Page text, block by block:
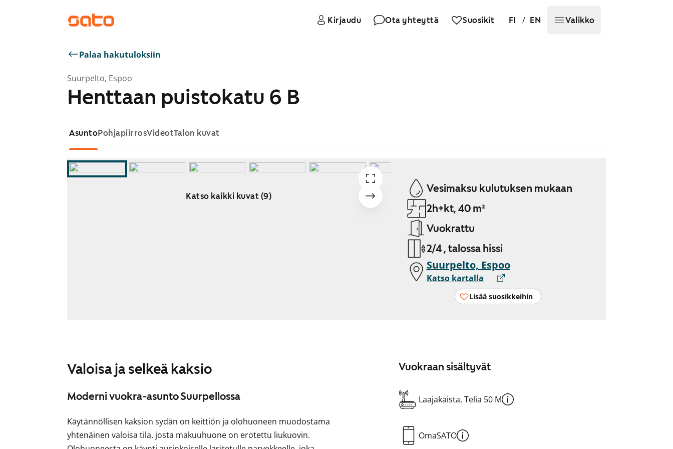
Kirjaudu Ota yhteyttä Suosikit FI / EN Valikko
Palaa hakutuloksiin
Suurpelto, Espoo
Henttaan puistokatu 6 B
AsuntoPohjapiirrosVideotTalon kuvat
Katso kaikki kuvat (9)
Vesimaksu kulutuksen mukaan
2h+kt, 40 m²
Vuokrattu
2/4 , talossa hissi
Suurpelto, Espoo
Katso kartalla
Lisää suosikkeihin
Valoisa ja selkeä kaksio
Moderni vuokra-asunto Suurpellossa
Käytännöllisen kaksion sydän on keittiön ja olohuoneen muodostama
yhtenäinen valoisa tila, josta makuuhuone on erotettu liukuovin.
Vuokraan sisältyvät
Laajakaista, Telia 50 M
OmaSATO